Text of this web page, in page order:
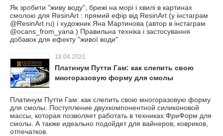
Як зробити "живу воду", брижі на морі і хвилі в картинах
смолою для ResinArt : прямий ефір від ResinArt (у інстаграм
@ResinArt.ru) і художник Яна Мартинова (автор в інстаграм
@ocans_from_yana ) Правильна техніка і застосування
добавок для ефекту "живої води"
18.04.2021
Платинум Путти Гам: как слепить свою
многоразовую форму для смолы
Платинум Путти Гам: как слепить свою многоразовую форму
для смолы. Поступление двухкомпонентной силиконовой
массы, которая позволяет работать в техниках ФриФорм для
смолы. А также идеально подойдет для вайнеров, ковриков,
отпечатков.